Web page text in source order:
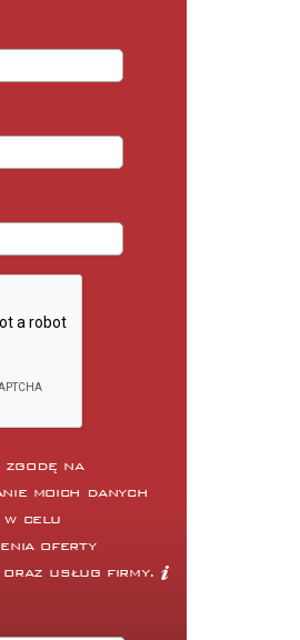
zgodę na
moich danych
w celu
oferty
oraz usług firmy.